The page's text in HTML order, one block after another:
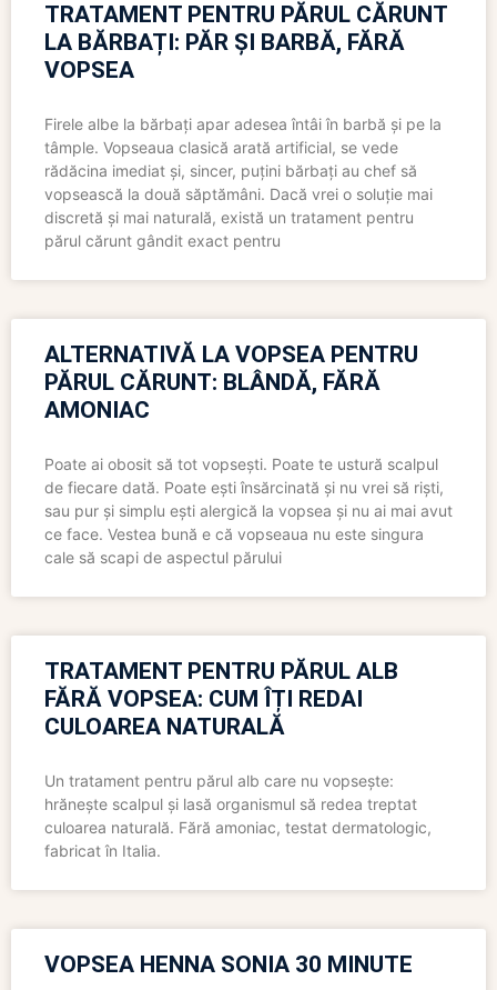
TRATAMENT PENTRU PĂRUL CĂRUNT
LA BĂRBAȚI: PĂR ȘI BARBĂ, FĂRĂ
VOPSEA
Firele albe la bărbați apar adesea întâi în barbă și pe la
tâmple. Vopseaua clasică arată artificial, se vede
rădăcina imediat și, sincer, puțini bărbați au chef să
vopsească la două săptămâni. Dacă vrei o soluție mai
discretă și mai naturală, există un tratament pentru
părul cărunt gândit exact pentru
ALTERNATIVĂ LA VOPSEA PENTRU
PĂRUL CĂRUNT: BLÂNDĂ, FĂRĂ
AMONIAC
Poate ai obosit să tot vopsești. Poate te ustură scalpul
de fiecare dată. Poate ești însărcinată și nu vrei să riști,
sau pur și simplu ești alergică la vopsea și nu ai mai avut
ce face. Vestea bună e că vopseaua nu este singura
cale să scapi de aspectul părului
TRATAMENT PENTRU PĂRUL ALB
FĂRĂ VOPSEA: CUM ÎȚI REDAI
CULOAREA NATURALĂ
Un tratament pentru părul alb care nu vopsește:
hrănește scalpul și lasă organismul să redea treptat
culoarea naturală. Fără amoniac, testat dermatologic,
fabricat în Italia.
VOPSEA HENNA SONIA 30 MINUTE